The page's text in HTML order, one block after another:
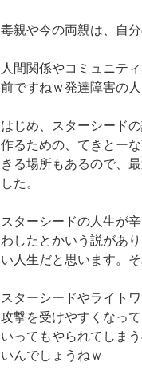
毒親や今の両親は、自
人間関係やコミュニテ
前ですねｗ発達障害の
はじめ、スターシード
作るための、てきとー
きる場所もあるので、
した。
スターシードの人生が
わしたとかいう説があ
い人生だと思います。
スターシードやライト
攻撃を受けやすくなっ
いってもやられてしま
いんでしょうねｗ